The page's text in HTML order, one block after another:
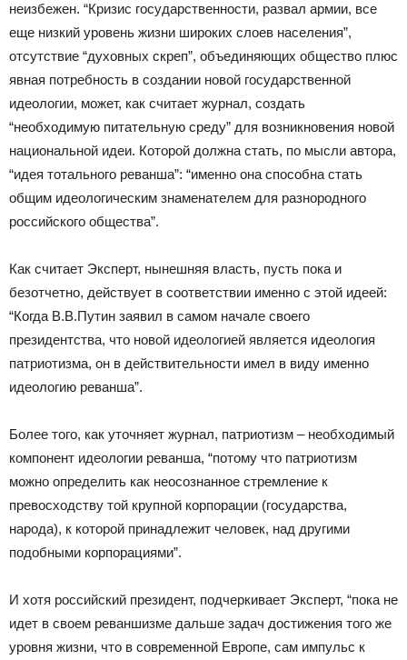
неизбежен. “Кризис государственности, развал армии, все
еще низкий уровень жизни широких слоев населения”,
отсутствие “духовных скреп”, объединяющих общество плюс
явная потребность в создании новой государственной
идеологии, может, как считает журнал, создать
“необходимую питательную среду” для возникновения новой
национальной идеи. Которой должна стать, по мысли автора,
“идея тотального реванша”: “именно она способна стать
общим идеологическим знаменателем для разнородного
российского общества”.
Как считает Эксперт, нынешняя власть, пусть пока и
безотчетно, действует в соответствии именно с этой идеей:
“Когда В.В.Путин заявил в самом начале своего
президентства, что новой идеологией является идеология
патриотизма, он в действительности имел в виду именно
идеологию реванша”.
Более того, как уточняет журнал, патриотизм – необходимый
компонент идеологии реванша, “потому что патриотизм
можно определить как неосознанное стремление к
превосходству той крупной корпорации (государства,
народа), к которой принадлежит человек, над другими
подобными корпорациями”.
И хотя российский президент, подчеркивает Эксперт, “пока не
идет в своем реваншизме дальше задач достижения того же
уровня жизни, что в современной Европе, сам импульс к